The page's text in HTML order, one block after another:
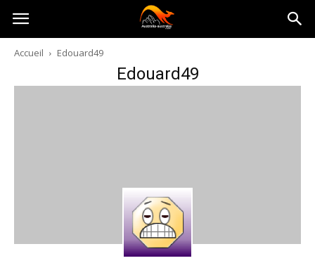
Australia-
australie.com
Accueil Edouard49
Edouard49